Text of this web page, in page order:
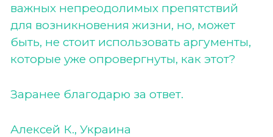
важных непреодолимых препятствий
для возникновения жизни, но, может
быть, не стоит использовать аргументы,
которые уже опровергнуты, как этот?
Заранее благодарю за ответ.
Алексей К., Украина